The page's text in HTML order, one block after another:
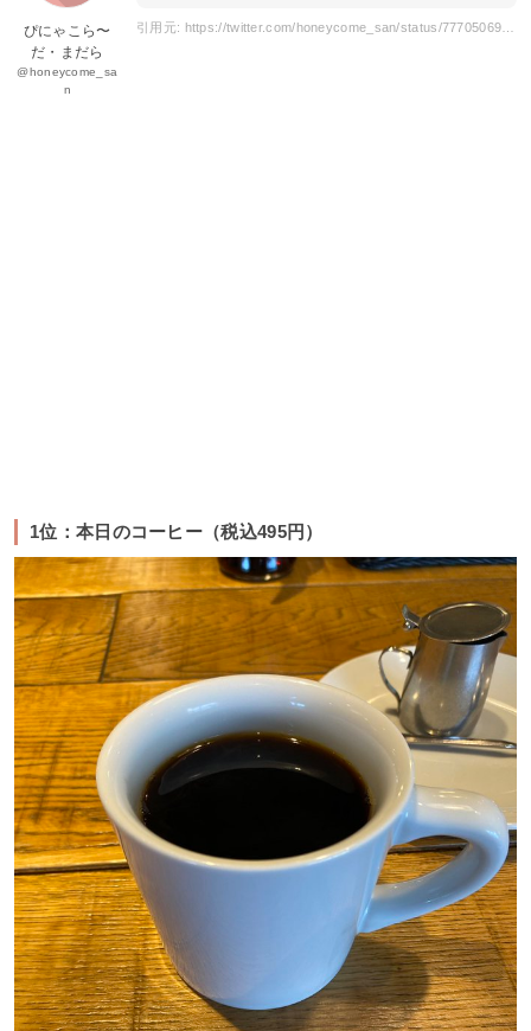
ぴにゃこら〜
だ・まだら
@honeycome_sa
n
1位：本日のコーヒー（税込495円）